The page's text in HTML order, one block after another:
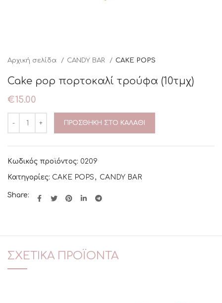
Αρχική σελίδα CANDY BAR CAKE POPS
Cake pop πορτοκαλί τρούφα (10τμχ)
€15.00
ΠΡΟΣΘΉΚΗ ΣΤΟ ΚΑΛΆΘΙ
Κωδικός προϊόντος: 0209
Κατηγορίες: CAKE POPS , CANDY BAR
Share:
ΣΧΕΤΙΚΆ ΠΡΟΪΌΝΤΑ